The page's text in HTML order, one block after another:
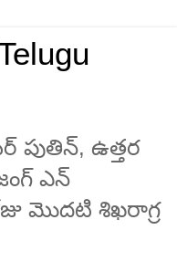
పుతిన్, ఉత్త‌ర
ఎన్
మొద‌టి శిఖ‌రాగ్ర